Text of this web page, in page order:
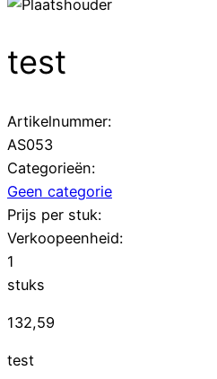
test
Artikelnummer:
AS053
Categorieën:
Geen categorie
Prijs per stuk:
Verkoopeenheid:
1
stuks
132,59
test